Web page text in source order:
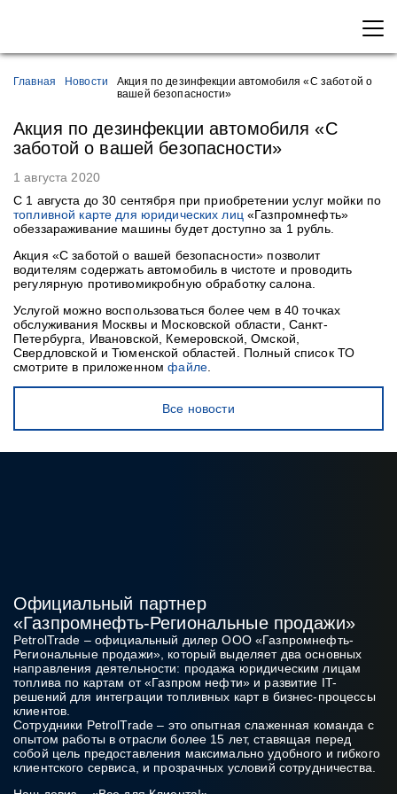
Главная Новости
Акция по дезинфекции автомобиля «С заботой о
вашей безопасности»
Акция по дезинфекции автомобиля «С
заботой о вашей безопасности»
1 августа 2020
С 1 августа до 30 сентября при приобретении услуг мойки по
топливной карте для юридических лиц «Газпромнефть»
обеззараживание машины будет доступно за 1 рубль.
Акция «С заботой о вашей безопасности» позволит
водителям содержать автомобиль в чистоте и проводить
регулярную противомикробную обработку салона.
Услугой можно воспользоваться более чем в 40 точках
обслуживания Москвы и Московской области, Санкт-
Петербурга, Ивановской, Кемеровской, Омской,
Свердловской и Тюменской областей. Полный список ТО
смотрите в приложенномфайле.
Все новости
Официальный партнер
«Газпромнефть‑Региональные продажи»
PetrolTrade – официальный дилер ООО «Газпромнефть-
Региональные продажи», который выделяет два основных
направления деятельности: продажа юридическим лицам
топлива по картам от «Газпром нефти» и развитие IT-
решений для интеграции топливных карт в бизнес‑процессы
клиентов.
Сотрудники PetrolTrade – это опытная слаженная команда с
опытом работы в отрасли более 15 лет, ставящая перед
собой цель предоставления максимально удобного и гибкого
клиентского сервиса, и прозрачных условий сотрудничества.